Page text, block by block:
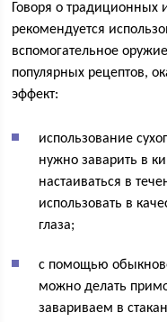
Говоря о традиционных
рекомендуется
вспомогательное
популярных рецептов,
эффект:
использование
нужно заварить в
настаиваться в
использовать в
глаза;
с помощью
можно делать
завариваем в